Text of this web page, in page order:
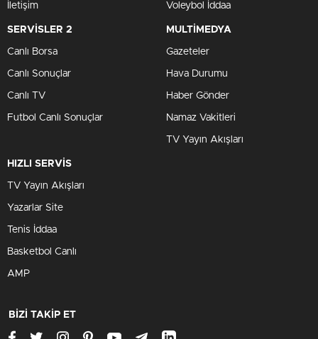
İletişim Voleybol İddaa
SERVİSLER 2
Canlı Borsa
Canlı Sonuçlar
Canlı TV
Futbol Canlı Sonuçlar
MULTİMEDYA
Gazeteler
Hava Durumu
Haber Gönder
Namaz Vakitleri
TV Yayın Akışları
HIZLI SERVİS
TV Yayın Akışları
Yazarlar Site
Tenis İddaa
Basketbol Canlı
AMP
BİZİ TAKİP ET